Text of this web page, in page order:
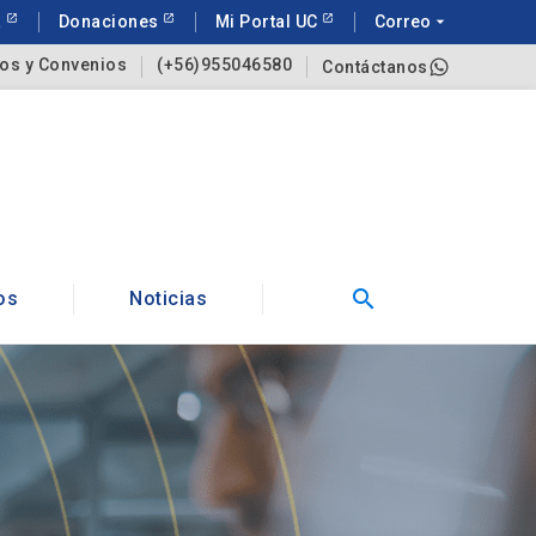
Donaciones Mi Portal UC Correo arrow_drop_down
y Convenios (+56)955046580 Contáctanos
Noticias search